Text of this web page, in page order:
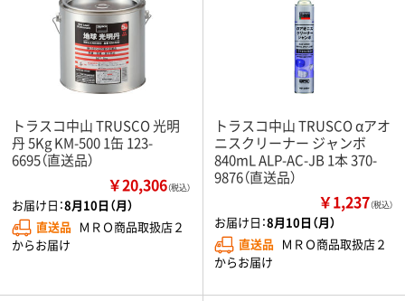
トラスコ中山 TRUSCO 光明
丹 5Kg KM-500 1缶 123-
6695（直送品）
￥20,306（税込）
お届け日：8月10日（月）
直送品 ＭＲＯ商品取扱店２
からお届け
トラスコ中山 TRUSCO αアオ
ニスクリーナー ジャンボ
840mL ALP-AC-JB 1本 370-
9876（直送品）
￥1,237（税込）
お届け日：8月10日（月）
直送品 ＭＲＯ商品取扱店２
からお届け